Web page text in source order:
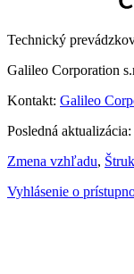
Technický
Galileo Corporation
Kontakt: Galileo
Posledná
Zmena vzhľadu,
Vyhlásenie o